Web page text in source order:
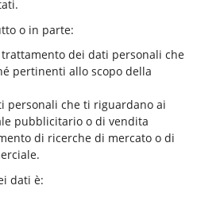
o in parte:
dei dati personali che
pertinenti allo scopo della
personali che ti riguardano ai
pubblicitario o di vendita
di ricerche di mercato o di
dati è: